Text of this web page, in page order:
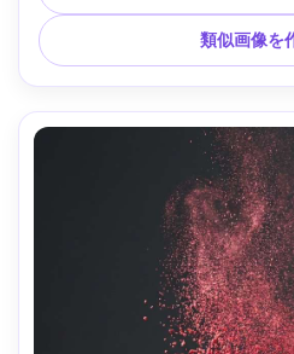
ムード --
類似画像を